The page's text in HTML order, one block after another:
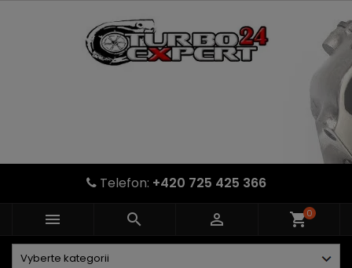
Telefon: +420 725 425 366
   shopping_cart0